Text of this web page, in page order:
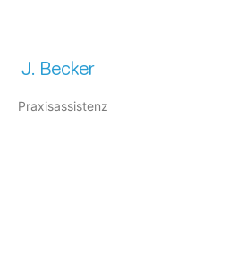
J. Becker
Praxisassistenz